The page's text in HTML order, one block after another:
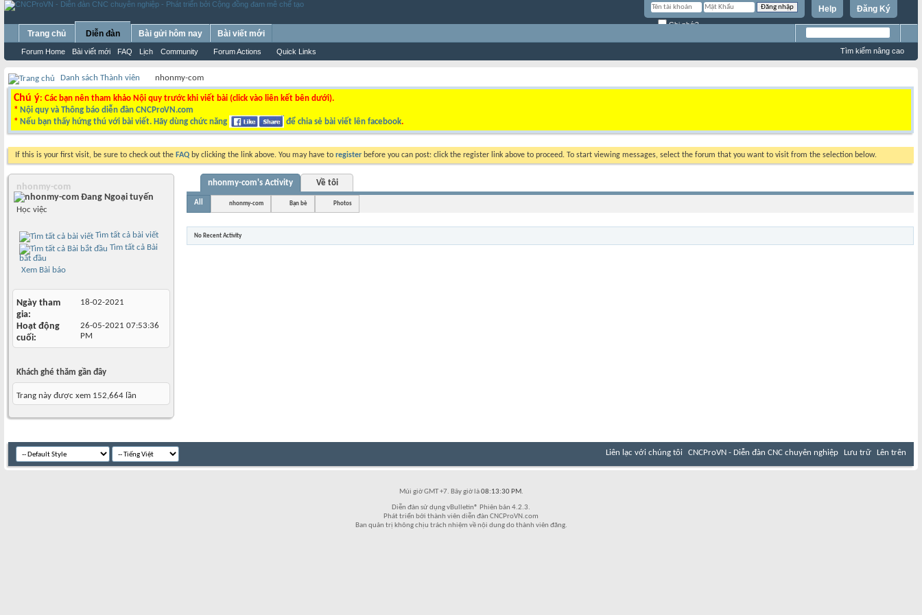
Đăng Ký
Help
Ghi nhớ?
Trang chủ Diễn đàn
Forum Home Bài viết mới FAQ Lịch Community Forum Actions Quick Links
Bài gửi hôm nay Bài viết mới
Tìm kiếm nâng cao
Danh sách Thành viên nhonmy-com
Chú ý: Các bạn nên tham khảo Nội quy trước khi viết bài (click vào liên kết bên dưới).
* Nội quy và Thông báo diễn đàn CNCProVN.com
* Nếu bạn thấy hứng thú với bài viết. Hãy dùng chức năng để chia sẻ bài viết lên facebook.
If this is your first visit, be sure to check out the FAQ by clicking the link above. You may have to register before you can post: click the register link above to proceed. To start viewing messages, select the forum that you want to visit from the selection below.
nhonmy-com
Học việc
Tìm tất cả bài viết
Tìm tất cả Bài
bắt đầu
Xem Bài báo
Ngày tham
gia
18-02-2021
Hoạt động
cuối
26-05-2021 07:53:36
PM
Khách ghé thăm gần đây
Trang này được xem 152,664 lần
nhonmy-com's Activity Về tôi
All nhonmy-com Bạn bè Photos
No Recent Activity
Liên lạc với chúng tôi CNCProVN - Diễn đàn CNC chuyên nghiệp Lưu trữ Lên trên
Múi giờ GMT +7. Bây giờ là08:13:30 PM.
Diễn đàn sử dụng vBulletin® Phiên bản 4.2.3.
Phát triển bởi thành viên diễn đàn CNCProVN.com
Ban quản trị không chịu trách nhiệm về nội dung do thành viên đăng.